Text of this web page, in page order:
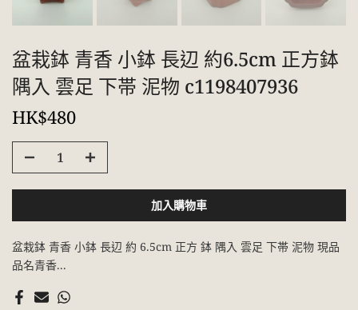
盆栽鉢 青香 小鉢 長辺 約6.5cm 正方鉢
隅入 雲足 下帯 泥物 c1198407936
HK$480
加入購物車
盆栽鉢 青香 小鉢 長辺 約 6.5cm 正方 鉢 隅入 雲足 下帯 泥物 現品
品名青香...